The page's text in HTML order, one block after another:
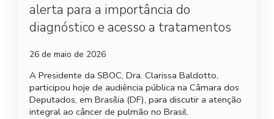
alerta para a importância do
diagnóstico e acesso a tratamentos
26 de maio de 2026
A Presidente da SBOC, Dra. Clarissa Baldotto,
participou hoje de audiência pública na Câmara dos
Deputados, em Brasília (DF), para discutir a atenção
integral ao câncer de pulmão no Brasil.